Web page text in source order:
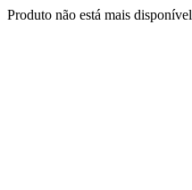
Produto não está mais disponível